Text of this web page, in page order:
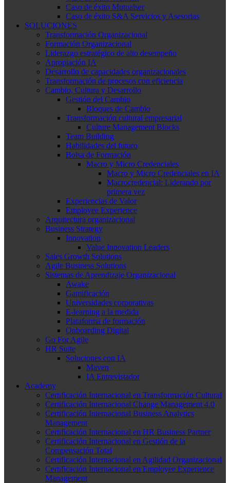
Caso de éxito Mutualser
Caso de éxito S&A Servicios y Asesorias
SOLUCIONES
Transformación Organizacional
Formación Organizacional
Liderazgo estratégico de alto desempeño
Apropiación IA
Desarrollo de capacidades organizacionales
Transformación de procesos con eficiencia
Cambio, Cultura y Desarrollo
Gestión del Cambio
Bloques de Cambio
Transformación cultural empresarial
Culture Management Blocks
Team Building
Habilidades del futuro
Bolsa de Formación
Macro y Micro Credenciales
Macro y Micro Credenciales en IA
Macrocredencial: Liderando por
primera vez
Experiencias de Valor
Employee Experience
Arquitectura organizacional
Business Strategy
Innovation
Value Innovation Leaders
Sales Growth Solutions
Agile Business Solutions
Sistemas de Aprendizaje Organizacional
Awake
Gamificación
Universidades corporativas
E-learning a la medida
Plataforma de formación
Onboarding Digital
Go For Agile
HR Suite
Soluciones con IA
Maven
IA Entrevistador
Academy
Certificación Internacional en Transformación Cultural
Certificación Internacional Change Management 4.0
Certificación Internacional Business Analytics
Management
Certificación Internacional en HR Business Partner
Certificación Internacional en Gestión de la
Compensación Total
Certificación Internacional en Agilidad Organizacional
Certificación Internacional en Employee Experience
Management